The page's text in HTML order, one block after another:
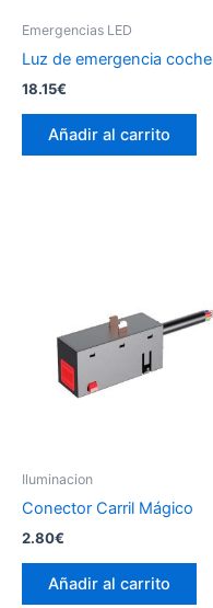
Emergencias LED
Luz de emergencia coche
18.15€
Añadir al carrito
Iluminacion
Conector Carril Mágico
2.80€
Añadir al carrito